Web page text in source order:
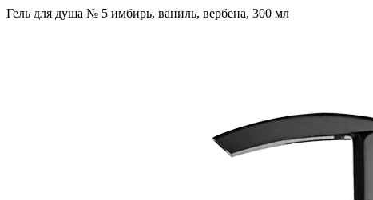
Гель для душа № 5 имбирь, ваниль, вербена, 300 мл